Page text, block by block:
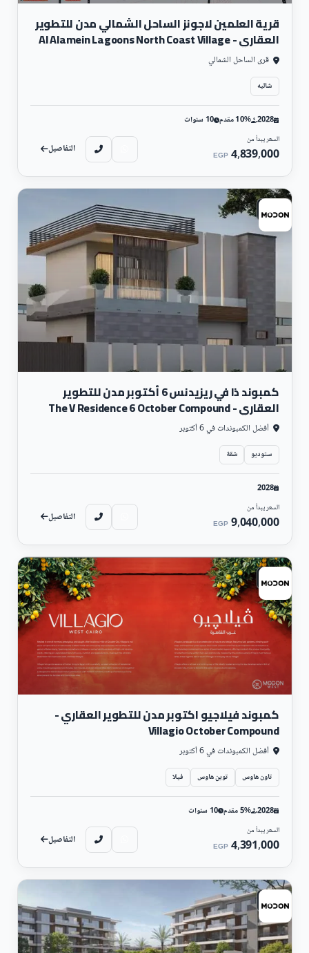
قرية العلمين لاجونز الساحل الشمالي مدن للتطوير
العقاري - Al Alamein Lagoons North Coast Village
قرى الساحل الشمالي
شاليه
2028 10% مقدم 10 سنوات
السعر يبدأ من
4,839,000
EGP التفاصيل
سكني
كمبوند ذا في ريزيدنس 6 أكتوبر مدن للتطوير
العقاري - The V Residence 6 October Compound
أفضل الكمبوندات في 6 أكتوبر
ستوديو شقة
2028
السعر يبدأ من
9,040,000
EGP التفاصيل
سكني
كمبوند فيلاجيو اكتوبر مدن للتطوير العقاري -
Villagio October Compound
أفضل الكمبوندات في 6 أكتوبر
تاون هاوس توين هاوس فيلا
2028 5% مقدم 10 سنوات
السعر يبدأ من
4,391,000
EGP التفاصيل
سكني